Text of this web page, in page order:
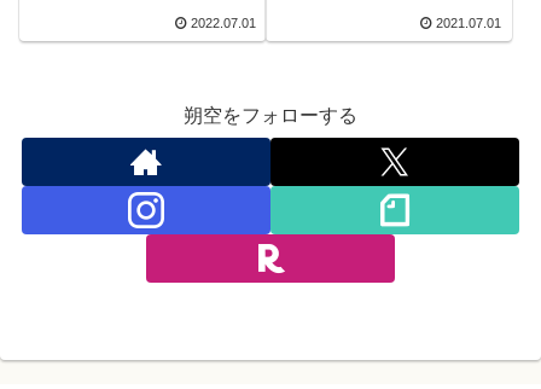
2022.07.01
ん！ハッピーバースデ
ー！【野球話】
2021.07.01
朔空をフォローする